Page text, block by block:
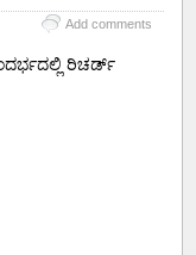
Add comments
ರಿಚರ್ಡ್